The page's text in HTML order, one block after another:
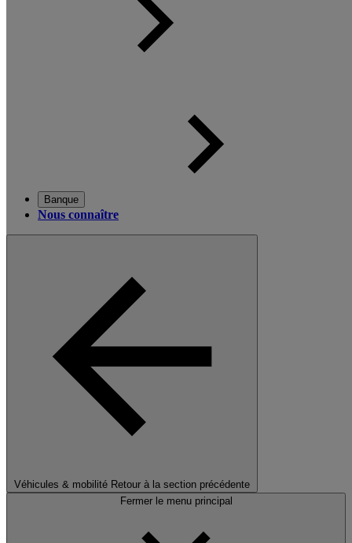
Banque
Nous connaître
Véhicules & mobilité Retour à la section précédente
Fermer le menu principal